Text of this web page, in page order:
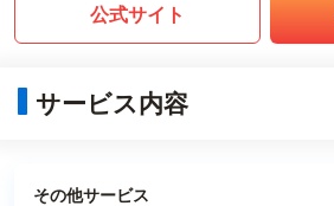
公式サイト
サービス内容
その他サービス